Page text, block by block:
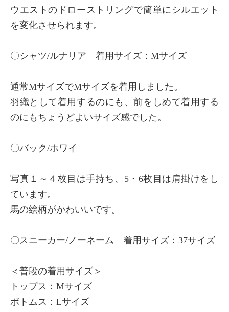
ウエストのドローストリングで簡単にシルエット
を変化させられます。
〇シャツ/ルナリア 着用サイズ：Mサイズ
通常MサイズでMサイズを着用しました。
羽織として着用するのにも、前をしめて着用する
のにもちょうどよいサイズ感でした。
〇バック/ホワイ
写真１～４枚目は手持ち、5・6枚目は肩掛けをし
ています。
馬の絵柄がかわいいです。
〇スニーカー/ノーネーム 着用サイズ：37サイズ
＜普段の着用サイズ＞
トップス：Mサイズ
ボトムス：Lサイズ